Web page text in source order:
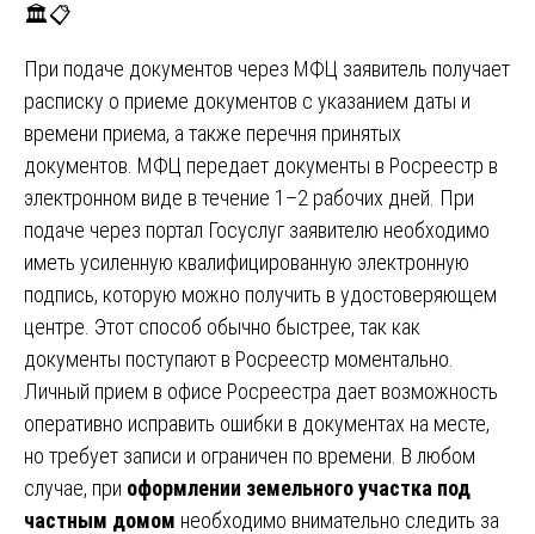
🏛️📋
При подаче документов через МФЦ заявитель получает
расписку о приеме документов с указанием даты и
времени приема, а также перечня принятых
документов. МФЦ передает документы в Росреестр в
электронном виде в течение 1–2 рабочих дней. При
подаче через портал Госуслуг заявителю необходимо
иметь усиленную квалифицированную электронную
подпись, которую можно получить в удостоверяющем
центре. Этот способ обычно быстрее, так как
документы поступают в Росреестр моментально.
Личный прием в офисе Росреестра дает возможность
оперативно исправить ошибки в документах на месте,
но требует записи и ограничен по времени. В любом
случае, при оформлении земельного участка под
частным домом необходимо внимательно следить за